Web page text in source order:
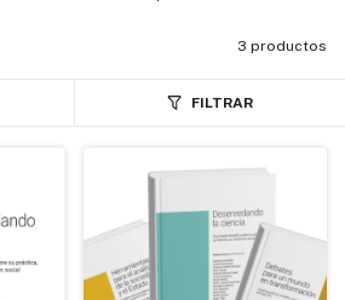
3 productos
FILTRAR